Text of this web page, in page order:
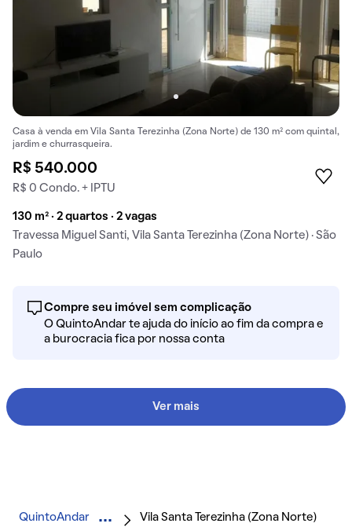
Casa à venda em Vila Santa Terezinha (Zona Norte) de 130 m² com quintal,
jardim e churrasqueira.
R$ 540.000
R$ 0 Condo. + IPTU
130 m² · 2 quartos · 2 vagas
Travessa Miguel Santi, Vila Santa Terezinha (Zona Norte) · São
Paulo
Compre seu imóvel sem complicação
O QuintoAndar te ajuda do início ao fim da compra e
a burocracia fica por nossa conta
Ver mais
QuintoAndar Vila Santa Terezinha (Zona Norte)